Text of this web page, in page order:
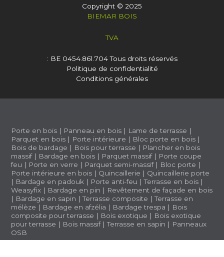
Copyright © 2025
BIEMAR BOIS
TVA
: BE 0454.861.704Tous droits réservés
Politique de confidentialité
Conditions générales
Porte en bois | Panneau en bois | Lame de terrasse |
Parquet en bois | Porte intérieure | Bloc porte en bois |
Bois de bardage | Bois pour terrasse | Plancher en bois
massif| Bardage en bois | Parquet massif| Porte coupe
feu | Porte en verre | Parquet semi-massif| Bloc porte |
Porte intérieure en bois | Quincaillerie | Quincaillerie porte
| Bardage en padouk | Porte anti-feu |Terrasse en bois |
Weasyfix | Bardage en pin | Revêtement de façade en bois
| Bardage en sapin |Terrasse composite |Terrasse en
mélèze | Bardage en afzélia | Bardage trespa | Bois
composite pour terrasse | Bois exotique | Bois exotique
pour terrasse | Bois massif|Terrasse en sapin | Panneaux
OSB